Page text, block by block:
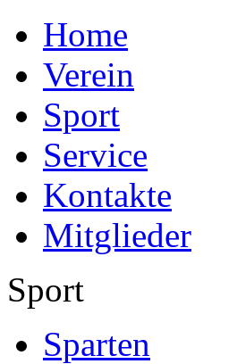
Home
Verein
Sport
Service
Kontakte
Mitglieder
Sport
Sparten